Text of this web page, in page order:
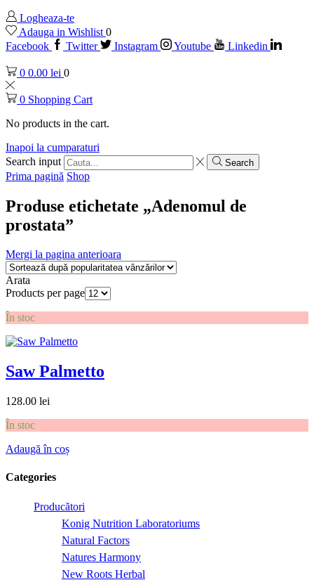
Logheaza-te
Adauga in Wishlist 0
Facebook
Twitter Instagram Youtube Linkedin
0 0.00 lei 0
0 Shopping Cart
No products in the cart.
Inapoi la cumparaturi
Search input
Search
Prima pagină Shop
Produse etichetate „Adenomul de
prostata”
Mergi la pagina anterioara
Arata
Products per page
În stoc
Saw Palmetto
128.00 lei
În stoc
Adaugă în coș
Categories
Producători
Konig Nutrition Laboratoriums
Natural Factors
Natures Harmony
New Roots Herbal